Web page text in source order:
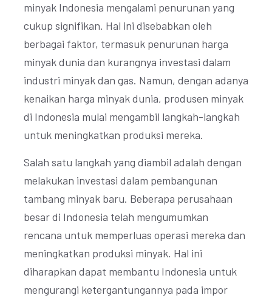
minyak Indonesia mengalami penurunan yang
cukup signifikan. Hal ini disebabkan oleh
berbagai faktor, termasuk penurunan harga
minyak dunia dan kurangnya investasi dalam
industri minyak dan gas. Namun, dengan adanya
kenaikan harga minyak dunia, produsen minyak
di Indonesia mulai mengambil langkah-langkah
untuk meningkatkan produksi mereka.
Salah satu langkah yang diambil adalah dengan
melakukan investasi dalam pembangunan
tambang minyak baru. Beberapa perusahaan
besar di Indonesia telah mengumumkan
rencana untuk memperluas operasi mereka dan
meningkatkan produksi minyak. Hal ini
diharapkan dapat membantu Indonesia untuk
mengurangi ketergantungannya pada impor